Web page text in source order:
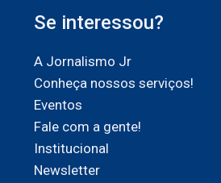
Se interessou?
A Jornalismo Jr
Conheça nossos serviços!
Eventos
Fale com a gente!
Institucional
Newsletter